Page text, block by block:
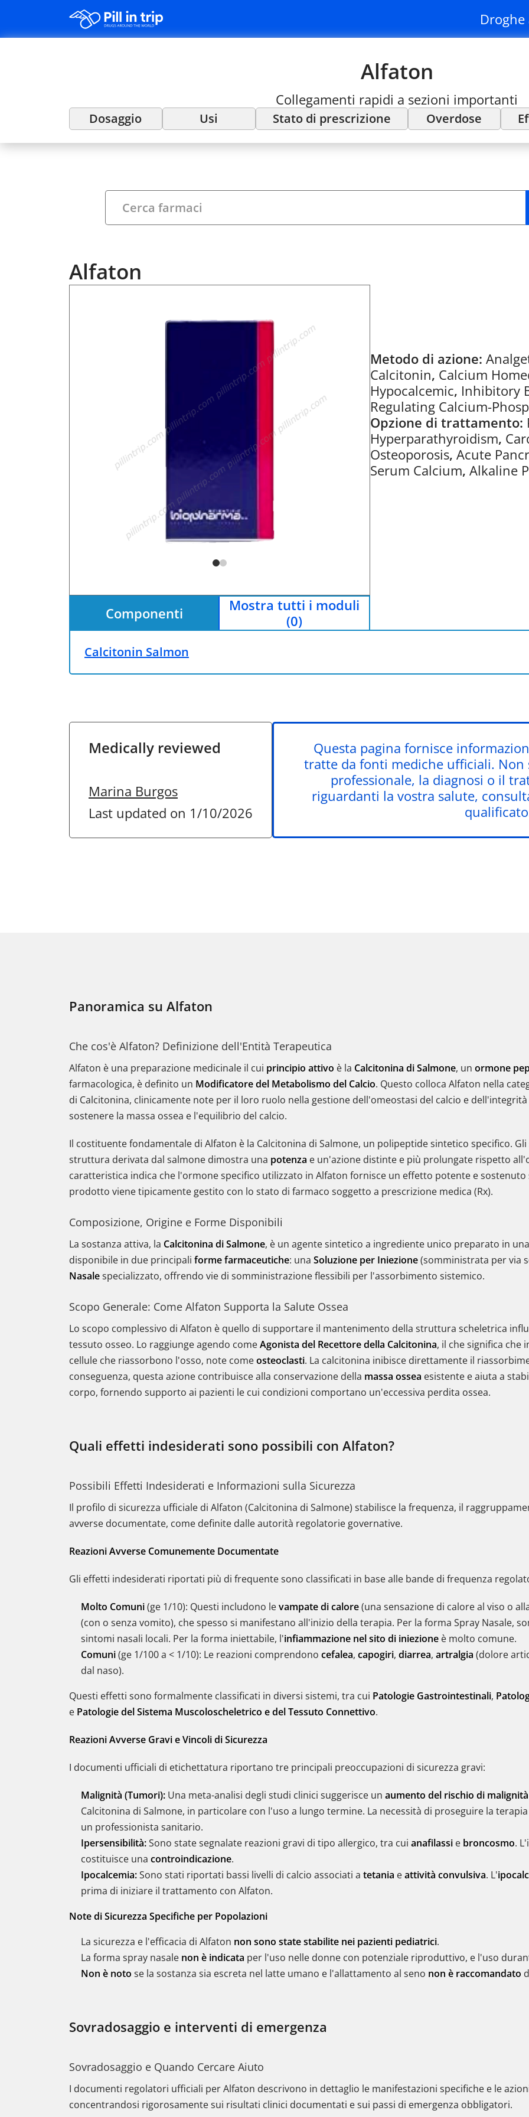
Droghe
Alfaton
Collegamenti rapidi a sezioni importanti
Dosaggio Usi Stato di prescrizione Overdose
Alfaton
Componenti
Mostra tutti i moduli
(0)
Metodo di azione:
Calcitonin, Calcium
Hypocalcemic, Inhibitory
Regulating Calcium-
Opzione di trattamento:
Hyperparathyroidism,
Osteoporosis, Acute
Serum Calcium, Alkaline
Calcitonin Salmon
Medically reviewed
Marina Burgos
Last updated on 1/10/2026
Questa pagina fornisce
tratte da fonti mediche ufficiali. Non
professionale, la diagnosi o il
riguardanti la vostra salute,
Panoramica su Alfaton
Che cos'è Alfaton? Definizione dell'Entità Terapeutica
Alfaton è una preparazione medicinale il cui principio attivo è la Calcitonina di Salmone, un ormone
farmacologica, è definito un Modificatore del Metabolismo del Calcio. Questo colloca Alfaton nella
di Calcitonina, clinicamente note per il loro ruolo nella gestione dell'omeostasi del calcio e
sostenere la massa ossea e l'equilibrio del calcio.
Il costituente fondamentale di Alfaton è la Calcitonina di Salmone, un polipeptide sintetico specifico. Gli
struttura derivata dal salmone dimostra una potenza e un'azione distinte e più prolungate rispetto
caratteristica indica che l'ormone specifico utilizzato in Alfaton fornisce un effetto potente e
prodotto viene tipicamente gestito con lo stato di farmaco soggetto a prescrizione medica (Rx).
Composizione, Origine e Forme Disponibili
La sostanza attiva, la Calcitonina di Salmone, è un agente sintetico a ingrediente unico preparato in
disponibile in due principali forme farmaceutiche: una Soluzione per Iniezione(somministrata per via
Nasalespecializzato, offrendo vie di somministrazione flessibili per l'assorbimento sistemico.
Scopo Generale: Come Alfaton Supporta la Salute Ossea
Lo scopo complessivo di Alfaton è quello di supportare il mantenimento della struttura scheletrica
tessuto osseo. Lo raggiunge agendo comeAgonista del Recettore della Calcitonina, il che significa che
cellule che riassorbono l'osso, note comeosteoclasti. La calcitonina inibisce direttamente il
conseguenza, questa azione contribuisce alla conservazione della massa ossea esistente e aiuta a
corpo, fornendo supporto ai pazienti le cui condizioni comportano un'eccessiva perdita ossea.
Quali effetti indesiderati sono possibili con Alfaton?
Possibili Effetti Indesiderati e Informazioni sulla Sicurezza
Il profilo di sicurezza ufficiale di Alfaton (Calcitonina di Salmone) stabilisce la frequenza, il
avverse documentate, come definite dalle autorità regolatorie governative.
Reazioni Avverse Comunemente Documentate
Gli effetti indesiderati riportati più di frequente sono classificati in base alle bande di frequenza
Molto Comuni(ge 1/10): Questi includono levampate di calore(una sensazione di calore al viso o
(con o senza vomito), che spesso si manifestano all'inizio della terapia. Per la forma Spray Nasale,
sintomi nasali locali. Per la forma iniettabile, l'infiammazione nel sito di iniezione è molto comune.
Comuni(ge 1/100 a < 1/10): Le reazioni comprendono cefalea, capogiri, diarrea, artralgia (dolore
dal naso).
Questi effetti sono formalmente classificati in diversi sistemi, tra cui Patologie Gastrointestinali,
e Patologie del Sistema Muscoloscheletrico e del Tessuto Connettivo.
Reazioni Avverse Gravi e Vincoli di Sicurezza
I documenti ufficiali di etichettatura riportano tre principali preoccupazioni di sicurezza gravi:
Malignità (Tumori): Una meta-analisi degli studi clinici suggerisce un aumento del rischio di
Calcitonina di Salmone, in particolare con l'uso a lungo termine. La necessità di proseguire la
un professionista sanitario.
Ipersensibilità:Sono state segnalate reazioni gravi di tipo allergico, tra cui anafilassi e broncosmo.
costituisce una controindicazione.
Ipocalcemia:Sono stati riportati bassi livelli di calcio associati a tetania eattività convulsiva. L'
prima di iniziare il trattamento con Alfaton.
Note di Sicurezza Specifiche per Popolazioni
La sicurezza e l'efficacia di Alfaton non sono state stabilite nei pazienti pediatrici.
La forma spray nasale non è indicata per l'uso nelle donne con potenziale riproduttivo, e l'uso
Non è noto se la sostanza sia escreta nel latte umano e l'allattamento al seno non è raccomandato
Sovradosaggio e interventi di emergenza
Sovradosaggio e Quando Cercare Aiuto
I documenti regolatori ufficiali per Alfaton descrivono in dettaglio le manifestazioni specifiche e le
concentrandosi rigorosamente sui risultati clinici documentati e sui passi di emergenza obbligatori.